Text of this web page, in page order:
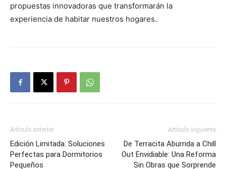
propuestas innovadoras que transformarán la
experiencia de habitar nuestros hogares.
Artículo anterior
Edición Limitada: Soluciones
Perfectas para Dormitorios
Pequeños
Artículo siguiente
De Terracita Aburrida a Chill
Out Envidiable: Una Reforma
Sin Obras que Sorprende